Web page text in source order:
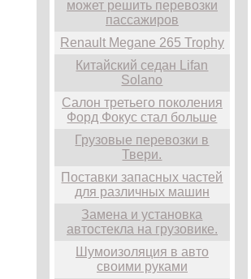
может решить перевозки
пассажиров
Renault Megane 265 Trophy
Китайский седан Lifan
Solano
Салон третьего поколения
Форд Фокус стал больше
Грузовые перевозки в
Твери.
Поставки запасных частей
для различных машин
Замена и установка
автостекла на грузовике.
Шумоизоляция в авто
своими руками